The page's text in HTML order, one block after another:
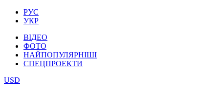
РУС
УКР
ВІДЕО
ФОТО
НАЙПОПУЛЯРНІШІ
СПЕЦПРОЕКТИ
USD